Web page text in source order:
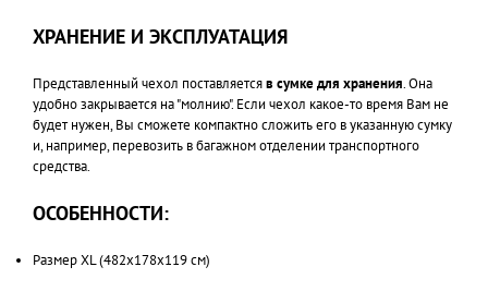
ХРАНЕНИЕ И ЭКСПЛУАТАЦИЯ
Представленный чехол поставляетсяв сумке для хранения. Она
удобно закрывается на "молнию". Если чехол какое-то время Вам не
будет нужен, Вы сможете компактно сложить его в указанную сумку
и, например, перевозить в багажном отделении транспортного
средства.
ОСОБЕННОСТИ:
Размер XL (482х178х119 см)